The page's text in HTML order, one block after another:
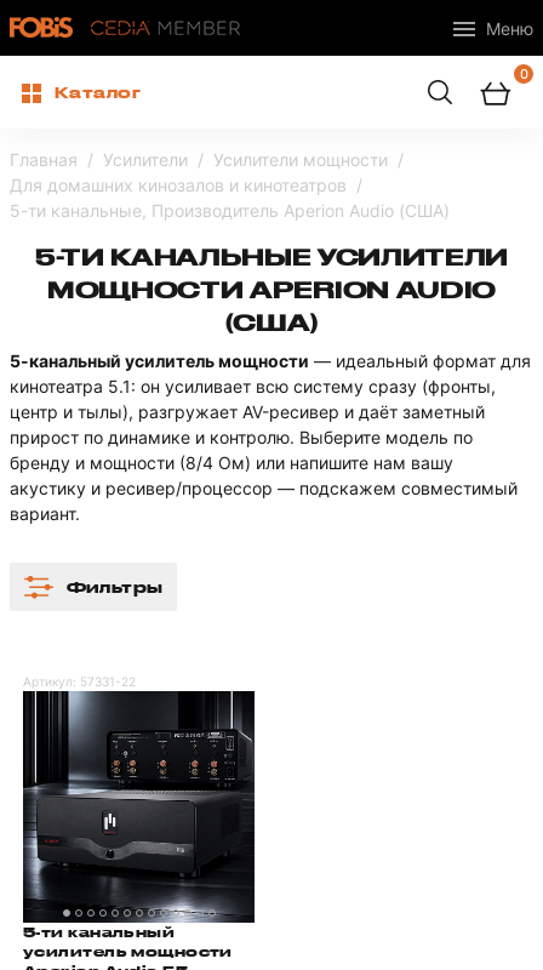
Меню
Каталог
0
Главная Усилители
Усилители мощности
Для домашних кинозалов и кинотеатров
5-ти канальные, Производитель Aperion Audio (США)
5-ТИ КАНАЛЬНЫЕ УСИЛИТЕЛИ
МОЩНОСТИ APERION AUDIO
(США)
5-канальный усилитель мощности — идеальный формат для
кинотеатра 5.1: он усиливает всю систему сразу (фронты,
центр и тылы), разгружает AV-ресивер и даёт заметный
прирост по динамике и контролю. Выберите модель по
бренду и мощности (8/4 Ом) или напишите нам вашу
акустику и ресивер/процессор — подскажем совместимый
вариант.
Фильтры
Артикул: 57331-22
5-ти канальный
усилитель мощности